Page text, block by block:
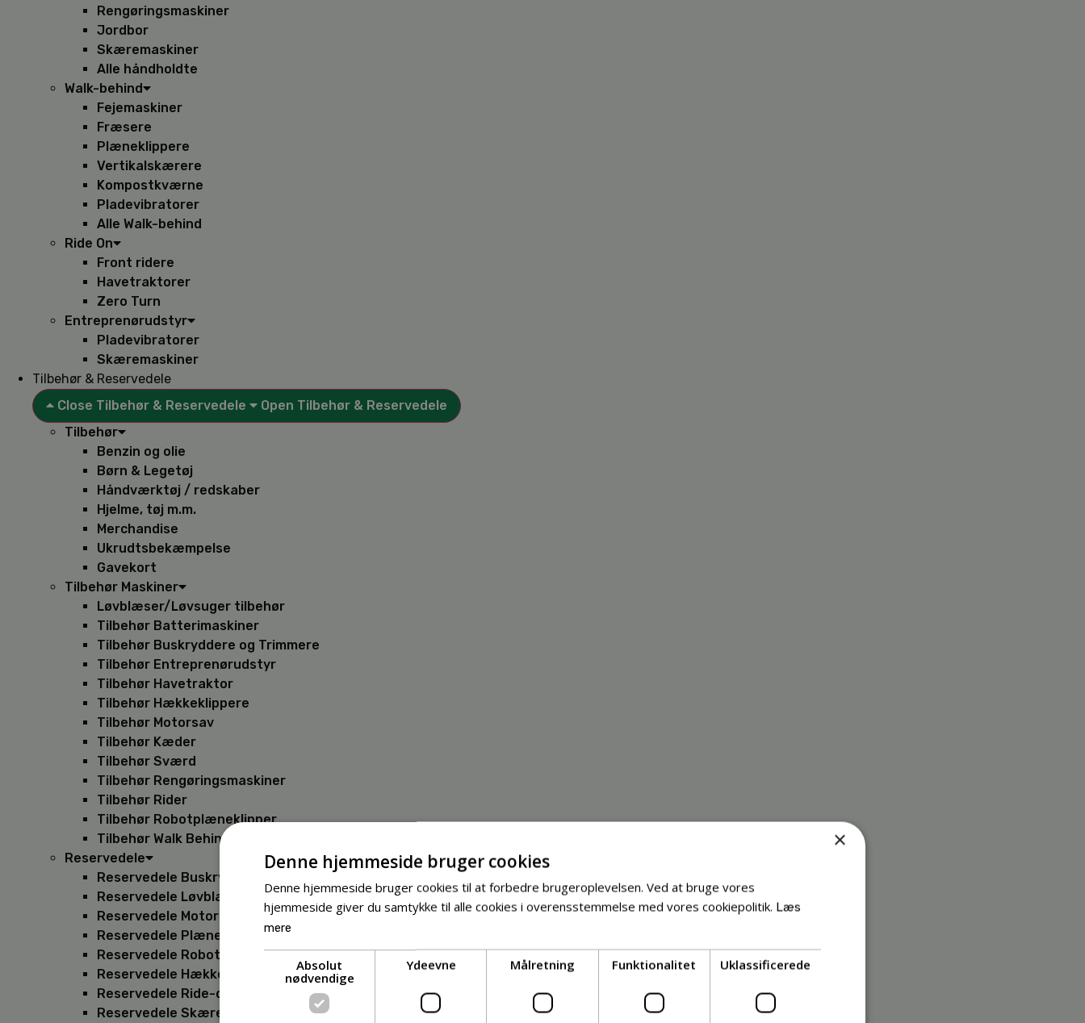
Rengøringsmaskiner
Jordbor
Skæremaskiner
Alle håndholdte
Walk-behind
Fejemaskiner
Fræsere
Plæneklippere
Vertikalskærere
Kompostkværne
Pladevibratorer
Alle Walk-behind
Ride On
Front ridere
Havetraktorer
Zero Turn
Entreprenørudstyr
Pladevibratorer
Skæremaskiner
Tilbehør & Reservedele
Close Tilbehør & Reservedele
Open Tilbehør & Reservedele
Tilbehør
Benzin og olie
Børn & Legetøj
Håndværktøj / redskaber
Hjelme, tøj m.m.
Merchandise
Ukrudtsbekæmpelse
Gavekort
Tilbehør Maskiner
Løvblæser/Løvsuger tilbehør
Tilbehør Batterimaskiner
Tilbehør Buskryddere og Trimmere
Tilbehør Entreprenørudstyr
Tilbehør Havetraktor
Tilbehør Hækkeklippere
Tilbehør Motorsav
Tilbehør Kæder
Tilbehør Sværd
Tilbehør Rengøringsmaskiner
Tilbehør Rider
Tilbehør Robotplæneklipper
Tilbehør Walk Behind
Reservedele
Reservedele Buskryddere
Reservedele Løvblæsere
Reservedele Motorsave
Reservedele Plæneklippere
Reservedele Robotplæneklippere
Reservedele Hækkeklippere
Reservedele Ride-on
Reservedele Skæremaskiner
×
Denne hjemmeside bruger cookies
Denne hjemmeside bruger cookies til at forbedre brugeroplevelsen. Ved at bruge vores
hjemmeside giver du samtykke til alle cookies i overensstemmelse med vores cookiepolitik. Læs
mere
Absolut
nødvendige
Ydeevne Målretning Funktionalitet Uklassificerede